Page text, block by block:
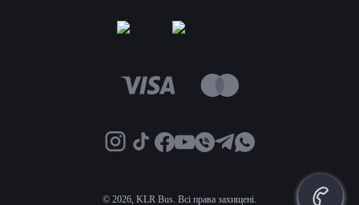
© 2026, KLR Bus. Всі права захищені.